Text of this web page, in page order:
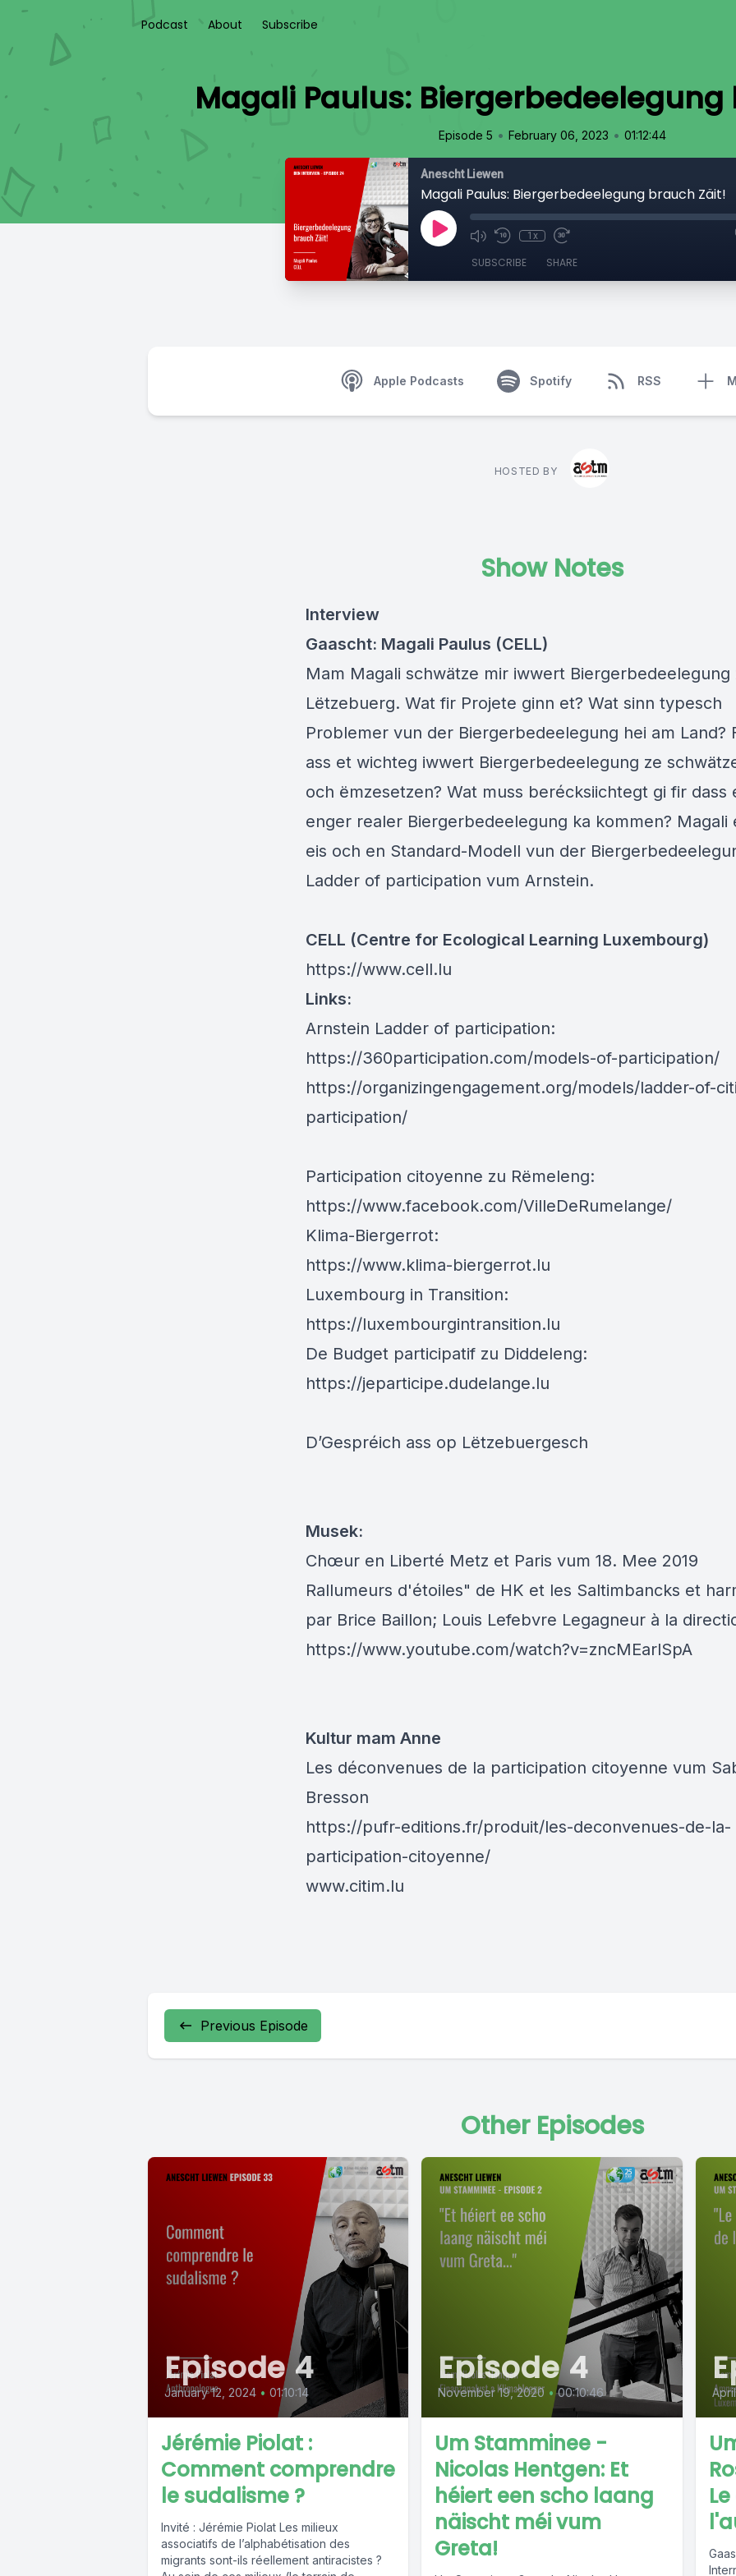
Podcast About Subscribe
Magali Paulus:
Episode 5 • February 06, 2023 • 01:12:44
Anescht Liewen
Magali Paulus: Biergerbedeelegung brauch Zäit!
1x
SUBSCRIBE SHARE
Apple Podcasts Spotify RSS
HOSTED BY
Show Notes
Interview
Gaascht: Magali Paulus (CELL)
Mam Magali schwätze mir iwwert Biergerbedeelegung
Lëtzebuerg. Wat fir Projete ginn et? Wat sinn typesch
Problemer vun der Biergerbedeelegung hei am Land?
ass et wichteg iwwert Biergerbedeelegung ze
och ëmzesetzen? Wat muss berécksiichtegt gi fir dass
enger realer Biergerbedeelegung ka kommen? Magali
eis och en Standard-Modell vun der
Ladder of participation vum Arnstein.
CELL (Centre for Ecological Learning Luxembourg)
https://www.cell.lu
Links:
Arnstein Ladder of participation:
https://360participation.com/models-of-participation/
https://organizingengagement.org/models/ladder-of-
participation/
Participation citoyenne zu Rëmeleng:
https://www.facebook.com/VilleDeRumelange/
Klima-Biergerrot:
https://www.klima-biergerrot.lu
Luxembourg in Transition:
https://luxembourgintransition.lu
De Budget participatif zu Diddeleng:
https://jeparticipe.dudelange.lu
D’Gespréich ass op Lëtzebuergesch
Musek:
Chœur en Liberté Metz et Paris vum 18. Mee 2019
Rallumeurs d'étoiles" de HK et les Saltimbancks et
par Brice Baillon; Louis Lefebvre Legagneur à la
https://www.youtube.com/watch?v=zncMEarlSpA
Kultur mam Anne
Les déconvenues de la participation citoyenne vum
Bresson
https://pufr-editions.fr/produit/les-deconvenues-de-la-
participation-citoyenne/
www.citim.lu
Previous Episode
Other Episodes
Episode 4
January 12, 2024 • 01:10:14
Jérémie Piolat :
Comment comprendre
le sudalisme ?
Invité : Jérémie Piolat Les milieux
associatifs de l’alphabétisation des
migrants sont-ils réellement antiracistes ?
Episode 4
November 19, 2020 • 00:10:46
Um Stamminee -
Nicolas Hentgen: Et
héiert een scho laang
näischt méi vum
Greta!